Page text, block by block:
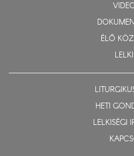
ÉLŐ
HETI
LELKISÉGI